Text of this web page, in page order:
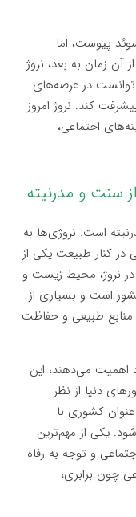
سوئد پیوست، اما
به دست آورد. از آن زمان به بعد، نروژ
در عرصه‌های
کند. نروژ امروز
اجتماعی،
است. نروژی‌ها به
در کنار طبیعت یکی از
نروژ، محیط زیست و
است و بسیاری از
طبیعی و حفاظت
می‌دهند، این
دنیا از نظر
کشوری با
یکی از مهم‌ترین
و توجه به رفاه
چون برابری،